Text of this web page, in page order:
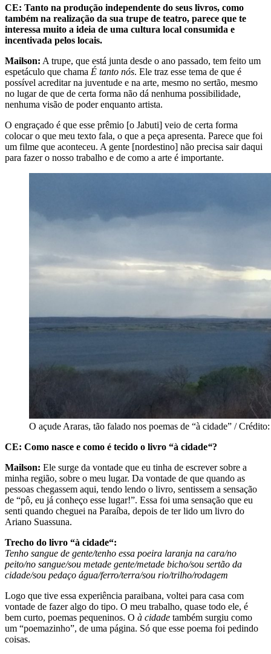
CE: Tanto na produção independente do seus livros, como
também na realização da sua trupe de teatro, parece que te
interessa muito a ideia de uma cultura local consumida e
incentivada pelos locais.
Mailson: A trupe, que está junta desde o ano passado, tem feito um
espetáculo que chama É tanto nós. Ele traz esse tema de que é
possível acreditar na juventude e na arte, mesmo no sertão, mesmo
no lugar de que de certa forma não dá nenhuma possibilidade,
nenhuma visão de poder enquanto artista.
O engraçado é que esse prêmio [o Jabuti] veio de certa forma
colocar o que meu texto fala, o que a peça apresenta. Parece que foi
um filme que aconteceu. A gente [nordestino] não precisa sair daqui
para fazer o nosso trabalho e de como a arte é importante.
O açude Araras, tão falado nos poemas de “à cidade” /
CE: Como nasce e como é tecido o livro “à cidade“?
Mailson: Ele surge da vontade que eu tinha de escrever sobre a
minha região, sobre o meu lugar. Da vontade de que quando as
pessoas chegassem aqui, tendo lendo o livro, sentissem a sensação
de “pô, eu já conheço esse lugar!”. Essa foi uma sensação que eu
senti quando cheguei na Paraíba, depois de ter lido um livro do
Ariano Suassuna.
Trecho do livro “à cidade“:
Tenho sangue de gente/tenho essa poeira laranja na cara/no
peito/no sangue/sou metade gente/metade bicho/sou sertão da
cidade/sou pedaço água/ferro/terra/sou rio/trilho/rodagem
Logo que tive essa experiência paraibana, voltei para casa com
vontade de fazer algo do tipo. O meu trabalho, quase todo ele, é
bem curto, poemas pequeninos. O à cidade também surgiu como
um “poemazinho”, de uma página. Só que esse poema foi pedindo
coisas.